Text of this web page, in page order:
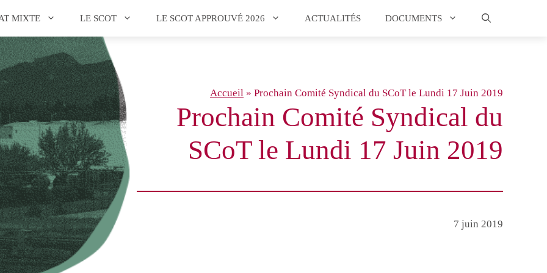
MIXTE LE SCOT LE SCOT APPROUVÉ 2026 ACTUALITÉS DOCUMENTS
Accueil » Prochain Comité Syndical du SCoT le Lundi 17 Juin 2019
Prochain Comité Syndical du
SCoT le Lundi 17 Juin 2019
7 juin 2019